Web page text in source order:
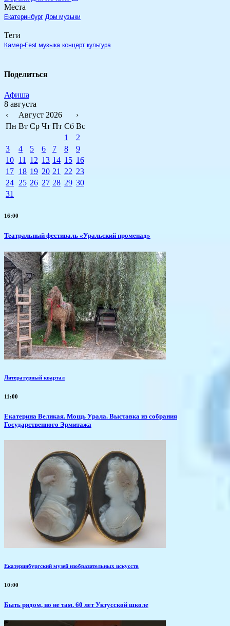
Места
Екатеринбург Дом музыки
Теги
Камер-Fest музыка концерт культура
Поделиться
Афиша
8 августа
‹
Август 2026
›
Пн Вт Ср Чт Пт Сб Вс
1
2
3
4 5 6 7 8
9
10 11 12 13 14 15 16
17 18 19 20 21 22 23
24 25 26 27 28 29 30
31
16:00
Театральный фестиваль «Уральский променад»
Литературный квартал
11:00
​Екатерина Великая. Мощь Урала. Выставка из собрания
Государственного Эрмитажа
Екатеринбургский музей изобразительных искусств
10:00
Быть рядом, но не там. 60 лет Уктусской школе